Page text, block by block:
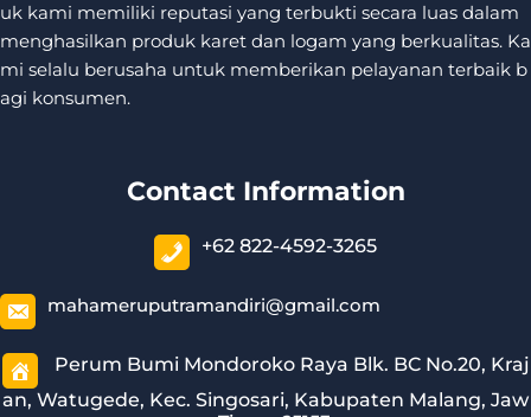
uk kami memiliki reputasi yang terbukti secara luas dalam
menghasilkan produk karet dan logam yang berkualitas. Ka
mi selalu berusaha untuk memberikan pelayanan terbaik b
agi konsumen.
Contact Information
+62 822-4592-3265
mahameruputramandiri@gmail.com
Perum Bumi Mondoroko Raya Blk. BC No.20, Kraj
an, Watugede, Kec. Singosari, Kabupaten Malang, Jaw